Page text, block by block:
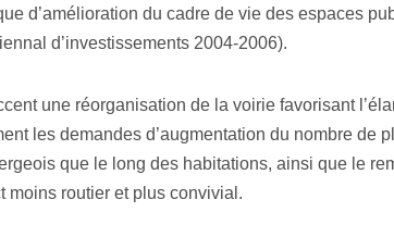
d’amélioration du cadre de vie des espaces
d’investissements 2004-2006).
une réorganisation de la voirie favorisant
les demandes d’augmentation du nombre de
que le long des habitations, ainsi que le
moins routier et plus convivial.